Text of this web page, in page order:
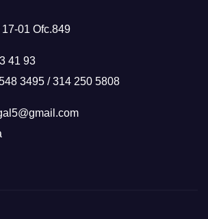
01 Ofc.849
41 93
3495 / 314 250 5808